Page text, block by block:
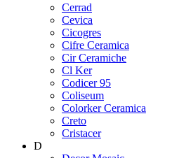
Cerrad
Cevica
Cicogres
Cifre Ceramica
Cir Ceramiche
Cl Ker
Codicer 95
Coliseum
Colorker Ceramica
Creto
Cristacer
D